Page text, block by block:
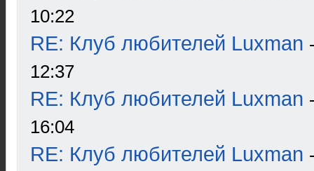
10:22
RE: Клуб любителей Luxman
12:37
RE: Клуб любителей Luxman
16:04
RE: Клуб любителей Luxman